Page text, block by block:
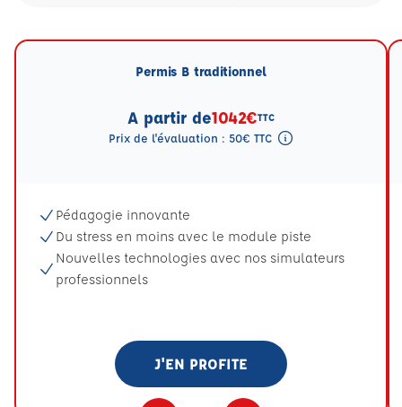
Permis B traditionnel
A partir de1042€TTC
Prix de l'évaluation : 50€ TTC
Pédagogie innovante
Du stress en moins avec le module piste
Nouvelles technologies avec nos simulateurs
professionnels
J'EN PROFITE